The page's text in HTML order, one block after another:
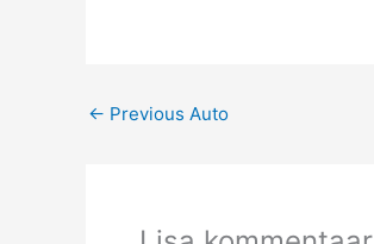
← Previous Auto